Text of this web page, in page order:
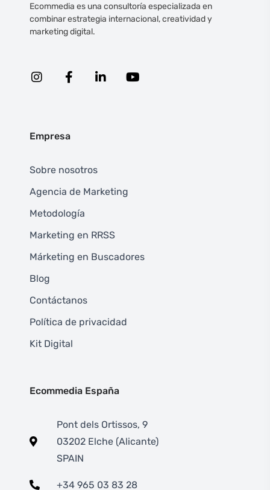
Ecommedia es una consultoría especializada en
combinar estrategia internacional, creatividad y
marketing digital.
Empresa
Sobre nosotros
Agencia de Marketing
Metodología
Marketing en RRSS
Márketing en Buscadores
Blog
Contáctanos
Política de privacidad
Kit Digital
Ecommedia España
Pont dels Ortissos, 9
03202 Elche (Alicante)
SPAIN
+34 965 03 83 28